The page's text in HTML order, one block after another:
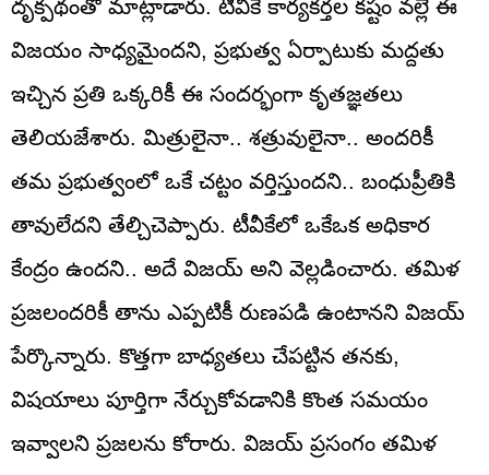
దృక్పథంతో మాట్లాడారు. టీవీకే కార్యకర్తల కష్టం వల్లే ఈ
విజయం సాధ్యమైందని, ప్రభుత్వ ఏర్పాటుకు మద్దతు
ఇచ్చిన ప్రతి ఒక్కరికీ ఈ సందర్భంగా కృతజ్ఞతలు
తెలియజేశారు. మిత్రులైనా.. శత్రువులైనా.. అందరికీ
తమ ప్రభుత్వంలో ఒకే చట్టం వర్తిస్తుందని.. బంధుప్రీతికి
తావులేదని తేల్చిచెప్పారు. టీవీకేలో ఒకేఒక అధికార
కేంద్రం ఉందని.. అదే విజయ్ అని వెల్లడించారు. తమిళ
ప్రజలందరికీ తాను ఎప్పటికీ రుణపడి ఉంటానని విజయ్
పేర్కొన్నారు. కొత్తగా బాధ్యతలు చేపట్టిన తనకు,
విషయాలు పూర్తిగా నేర్చుకోవడానికి కొంత సమయం
ఇవ్వాలని ప్రజలను కోరారు. విజయ్ ప్రసంగం తమిళ